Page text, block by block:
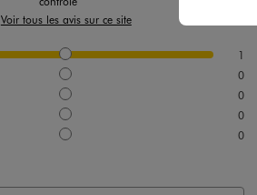
Voir tous les avis sur ce site
1
0
0
0
0